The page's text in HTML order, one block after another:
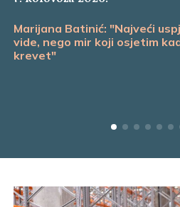
Marijana Batinić: "Najveći
vide, nego mir koji osjetim
krevet"